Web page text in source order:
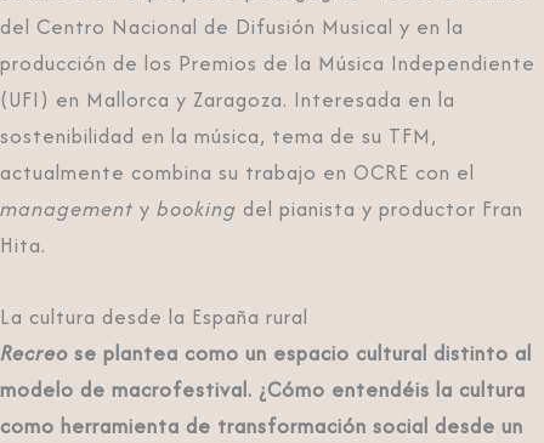
del Centro Nacional de Difusión Musical y en la
producción de los Premios de la Música Independiente
(UFI) en Mallorca y Zaragoza. Interesada en la
sostenibilidad en la música, tema de su TFM,
actualmente combina su trabajo en OCRE con el
management y booking del pianista y productor Fran
Hita.
La cultura desde la España rural
Recreo se plantea como un espacio cultural distinto al
modelo de macrofestival. ¿Cómo entendéis la cultura
como herramienta de transformación social desde un